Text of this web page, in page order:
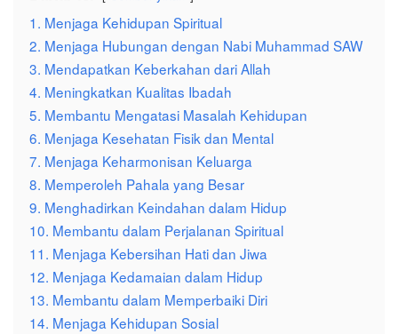
1. Menjaga Kehidupan Spiritual
2. Menjaga Hubungan dengan Nabi Muhammad SAW
3. Mendapatkan Keberkahan dari Allah
4. Meningkatkan Kualitas Ibadah
5. Membantu Mengatasi Masalah Kehidupan
6. Menjaga Kesehatan Fisik dan Mental
7. Menjaga Keharmonisan Keluarga
8. Memperoleh Pahala yang Besar
9. Menghadirkan Keindahan dalam Hidup
10. Membantu dalam Perjalanan Spiritual
11. Menjaga Kebersihan Hati dan Jiwa
12. Menjaga Kedamaian dalam Hidup
13. Membantu dalam Memperbaiki Diri
14. Menjaga Kehidupan Sosial